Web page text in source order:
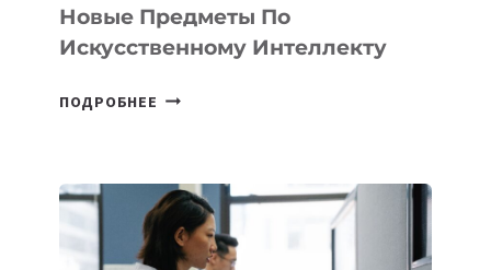
Новые Предметы По
Искусственному Интеллекту
ПОДРОБНЕЕ В
НОВЫЕ
ПРЕДМЕТЫ
ПО